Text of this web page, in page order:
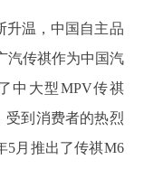
升温，中国自主品
汽传祺作为中国汽
中大型MPV传祺
受到消费者的热烈
5月推出了传祺M6